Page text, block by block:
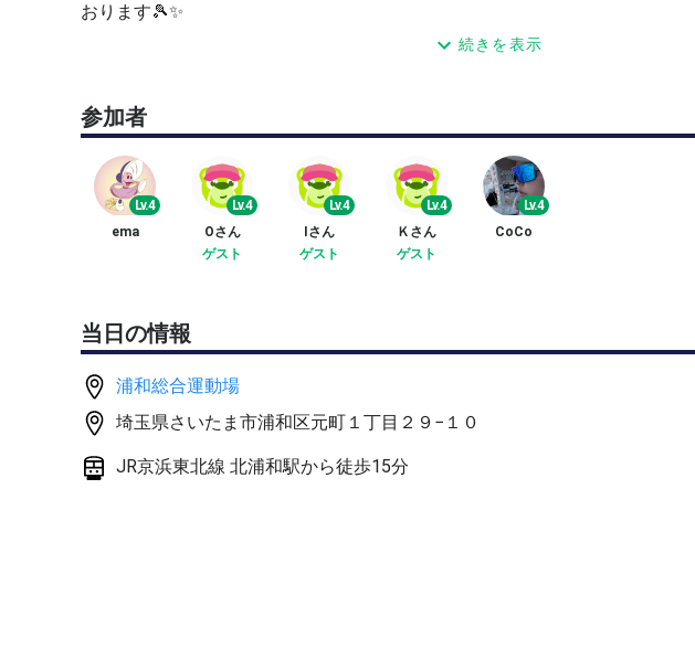
おります🎾✨
【内容】
ショートラリーとボレーボレー 10分以内
ラリー 15分程度
(サーブリターン 10分)
練習試合 残り時間
そちらをしていけたらと思っております。
ボールは40球以上はあるので、
希望があれば球出し練習など柔軟に楽しく練習できたらと思ってます😊
4人未満の場合は、シングルスや集まった人数でできる練習を臨機応変にして
続きを表示
参加者
Lv.4
ema
Lv.4
Oさん
ゲスト
Lv.4
Iさん
ゲスト
Lv.4
Ｋさん
ゲスト
Lv.4
CoCo
当日の情報
浦和総合運動場
埼玉県さいたま市浦和区元町１丁目２９−１０
JR京浜東北線 北浦和駅から徒歩15分